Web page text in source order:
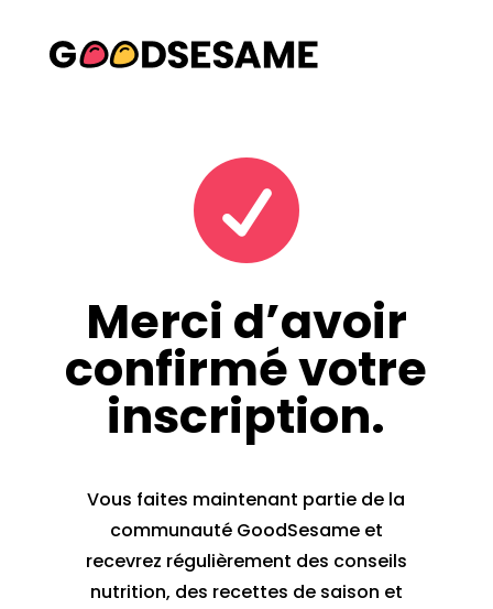

Merci d’avoir
confirmé votre
inscription.
Vous faites maintenant partie de la
communauté GoodSesame et
recevrez régulièrement des conseils
nutrition, des recettes de saison et